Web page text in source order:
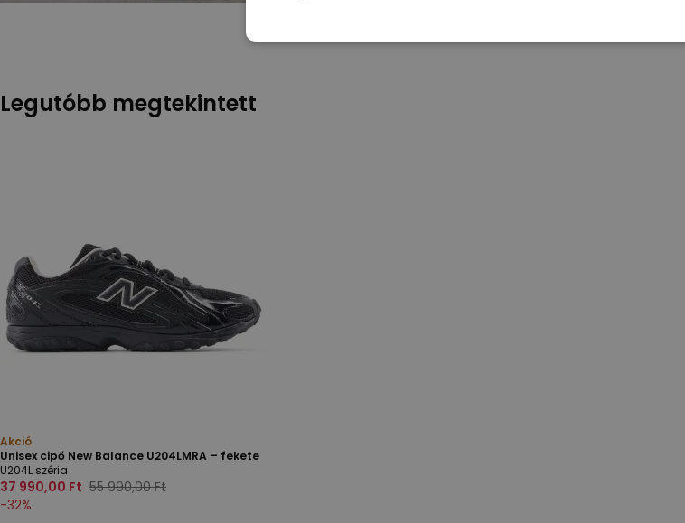
Legutóbb megtekintett
Akció
Unisex cipő New Balance U204LMRA – fekete
U204L széria
37 990,00 Ft 55 990,00 Ft
-32%